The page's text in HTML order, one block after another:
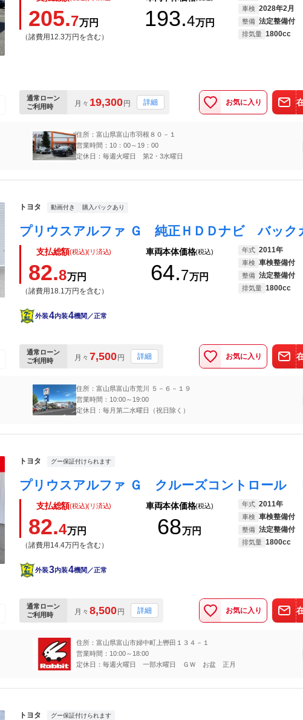
205.7万円
（諸費用12.3万円を含む）
193.4万円
車検 2028年2月
整備 法定整備付
排気量 1800cc
通常ローン
ご利用時
月々 19,300円 詳細 お気に入り
住所：富山県富山市羽根８０－１
営業時間：10：00～19：00
定休日：毎週火曜日 第2・3水曜日
トヨタ 動画付き 購入パックあり
支払総額(税込)(リ済込)
82.8万円
（諸費用18.1万円を含む）
車両本体価格(税込)
64.7万円
年式 2011年
車検 車検整備付
整備 法定整備付
排気量 1800cc
外装4内装4機関／正常
通常ローン
ご利用時
月々 7,500円 詳細 お気に入り
住所：富山県富山市荒川 ５－６－１９
営業時間：10:00～19:00
定休日：毎月第二水曜日（祝日除く）
トヨタ グー保証付けられます
支払総額(税込)(リ済込)
82.4万円
（諸費用14.4万円を含む）
車両本体価格(税込)
68万円
年式 2011年
車検 車検整備付
整備 法定整備付
排気量 1800cc
外装3内装4機関／正常
通常ローン
ご利用時
月々 8,500円 詳細 お気に入り
住所：富山県富山市婦中町上轡田１３４－１
営業時間：10:00～18:00
定休日：毎週火曜日 一部水曜日 ＧＷ お盆 正月
トヨタ グー保証付けられます